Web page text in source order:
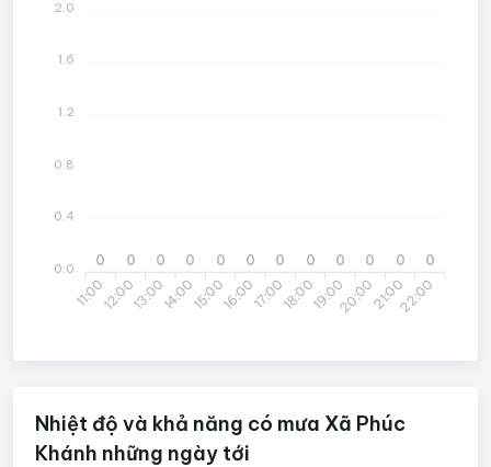
11:0012:0013:0014:0015:0016:0017:0018:0019:0020:0021:0022:00
0 0 0 0 0 0 0 0 0 0 0 0
2.0
1.6
1.2
0.8
0.4
0.0
Nhiệt độ và khả năng có mưa Xã Phúc
Khánh những ngày tới